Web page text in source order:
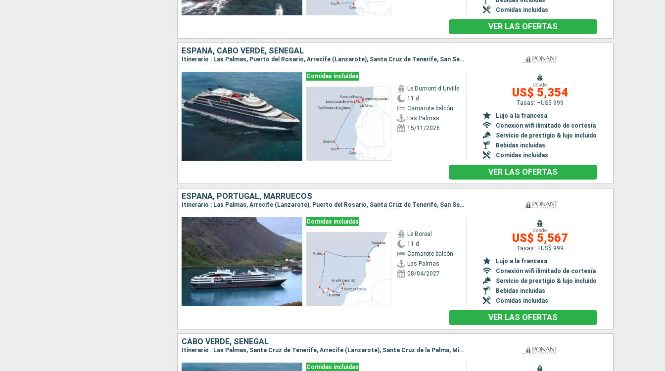
Comidas incluidas
VER LAS OFERTAS
ESPAÑA, CABO VERDE, SENEGAL
Itinerario : Las Palmas, Puerto del Rosario, Arrecife (Lanzarote), Santa Cruz de Tenerife, San Sebastian de la gomera, Mindelo, Praia, Dakar
Comidas incluidas
Le Dumont d Urville
11 d
Camarote balcón
Las Palmas
15/11/2026
desde
US$ 5,354
Tasas: +US$ 999
Lujo a la francesa
Conexión wifi ilimitado de cortesía
Servicio de prestigio & lujo incluido
Bebidas incluidas
Comidas incluidas
VER LAS OFERTAS
ESPAÑA, PORTUGAL, MARRUECOS
Itinerario : Las Palmas, Arrecife (Lanzarote), Puerto del Rosario, Santa Cruz de Tenerife, San Sebastian de la gomera, Santa Cruz de la Palma, Funchal, Safi, Casablanca
Comidas incluidas
Le Boreal
11 d
Camarote balcón
Las Palmas
08/04/2027
desde
US$ 5,567
Tasas: +US$ 999
Lujo a la francesa
Conexión wifi ilimitado de cortesía
Servicio de prestigio & lujo incluido
Bebidas incluidas
Comidas incluidas
VER LAS OFERTAS
CABO VERDE, SENEGAL
Itinerario : Las Palmas, Santa Cruz de Tenerife, Arrecife (Lanzarote), Santa Cruz de la Palma, Mindelo, Praia, Dakar
Comidas incluidas